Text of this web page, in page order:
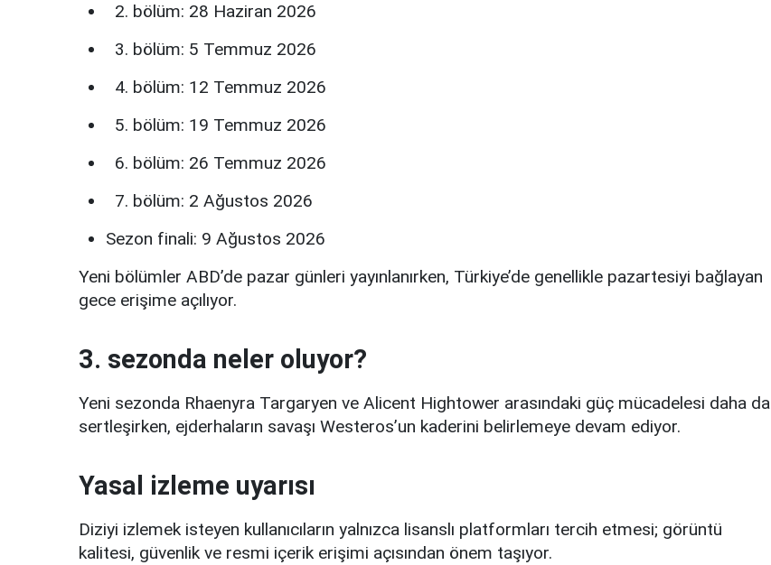
bölüm: 28 Haziran 2026
bölüm: 5 Temmuz 2026
bölüm: 12 Temmuz 2026
bölüm: 19 Temmuz 2026
bölüm: 26 Temmuz 2026
bölüm: 2 Ağustos 2026
Sezon finali: 9 Ağustos 2026
Yeni bölümler ABD’de pazar günleri yayınlanırken, Türkiye’de genellikle pazartesiyi bağlayan
gece erişime açılıyor.
3. sezonda neler oluyor?
Yeni sezonda Rhaenyra Targaryen ve Alicent Hightower arasındaki güç mücadelesi daha da
sertleşirken, ejderhaların savaşı Westeros’un kaderini belirlemeye devam ediyor.
Yasal izleme uyarısı
Diziyi izlemek isteyen kullanıcıların yalnızca lisanslı platformları tercih etmesi; görüntü
kalitesi, güvenlik ve resmi içerik erişimi açısından önem taşıyor.